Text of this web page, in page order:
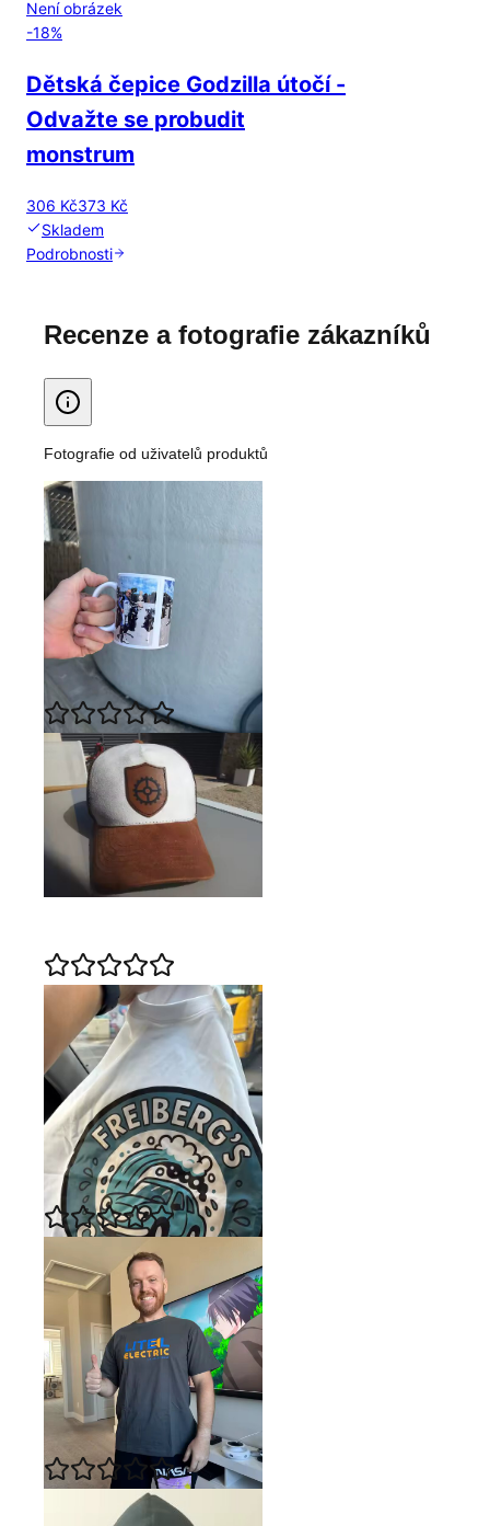
Není obrázek
-18%
Dětská čepice Godzilla útočí -
Odvažte se probudit
monstrum
306 Kč373 Kč
Skladem
Podrobnosti
Recenze a fotografie zákazníků
Fotografie od uživatelů produktů